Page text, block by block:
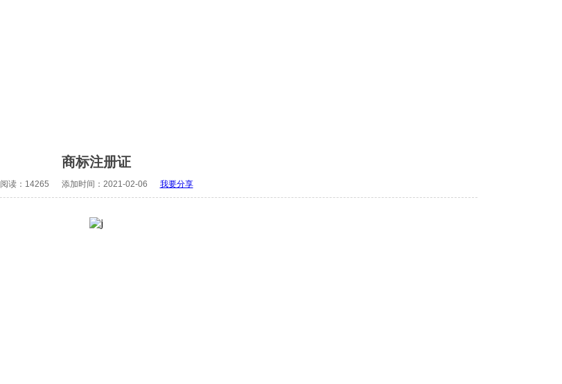
商标注册证
阅读：14265 添加时间：2021-02-06 我要分享